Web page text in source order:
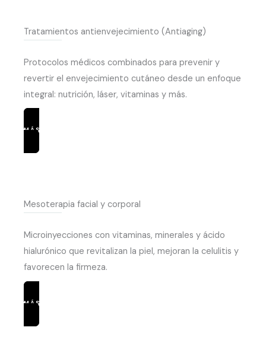
Tratamientos antienvejecimiento (Antiaging)
Protocolos médicos combinados para prevenir y
revertir el envejecimiento cutáneo desde un enfoque
integral: nutrición, láser, vitaminas y más.
MÁS INFORMACIÓN
Mesoterapia facial y corporal
Microinyecciones con vitaminas, minerales y ácido
hialurónico que revitalizan la piel, mejoran la celulitis y
favorecen la firmeza.
MÁS INFORMACIÓN